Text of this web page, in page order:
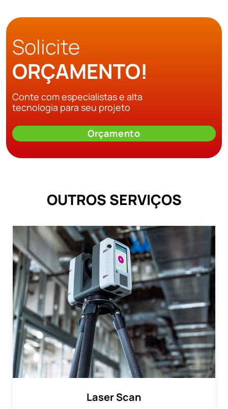
Solicite
ORÇAMENTO!
Conte com especialistas e alta
tecnologia para seu projeto
Orçamento
OUTROS SERVIÇOS
Laser Scan